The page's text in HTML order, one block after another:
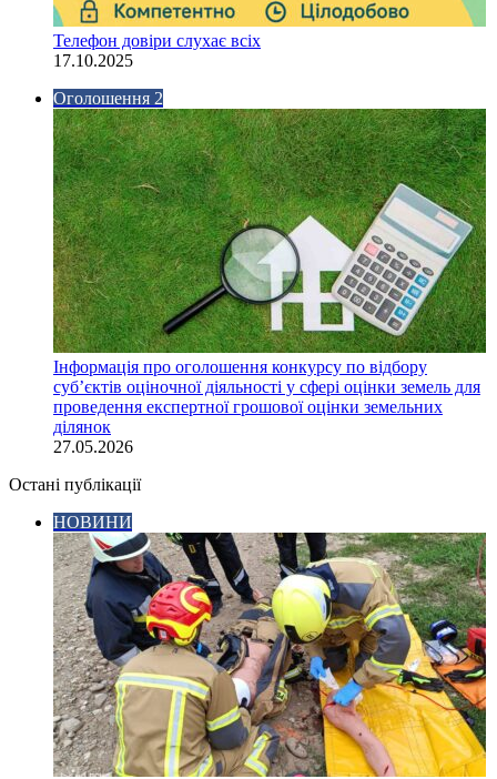
Телефон довіри слухає всіх
17.10.2025
Оголошення 2
Інформація про оголошення конкурсу по відбору
суб’єктів оціночної діяльності у сфері оцінки земель для
проведення експертної грошової оцінки земельних
ділянок
27.05.2026
Остані публікації
НОВИНИ